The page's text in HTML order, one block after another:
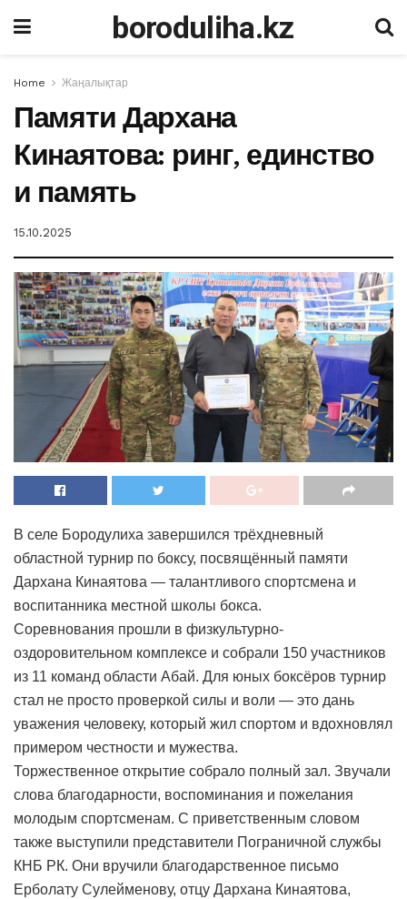
boroduliha.kz
Home Жаңалықтар
Памяти Дархана
Кинаятова: ринг, единство
и память
15.10.2025
В селе Бородулиха завершился трёхдневный
областной турнир по боксу, посвящённый памяти
Дархана Кинаятова — талантливого спортсмена и
воспитанника местной школы бокса.
Соревнования прошли в физкультурно-
оздоровительном комплексе и собрали 150 участников
из 11 команд области Абай. Для юных боксёров турнир
стал не просто проверкой силы и воли — это дань
уважения человеку, который жил спортом и вдохновлял
примером честности и мужества.
Торжественное открытие собрало полный зал. Звучали
слова благодарности, воспоминания и пожелания
молодым спортсменам. С приветственным словом
также выступили представители Пограничной службы
КНБ РК. Они вручили благодарственное письмо
Ерболату Сулейменову, отцу Дархана Кинаятова,